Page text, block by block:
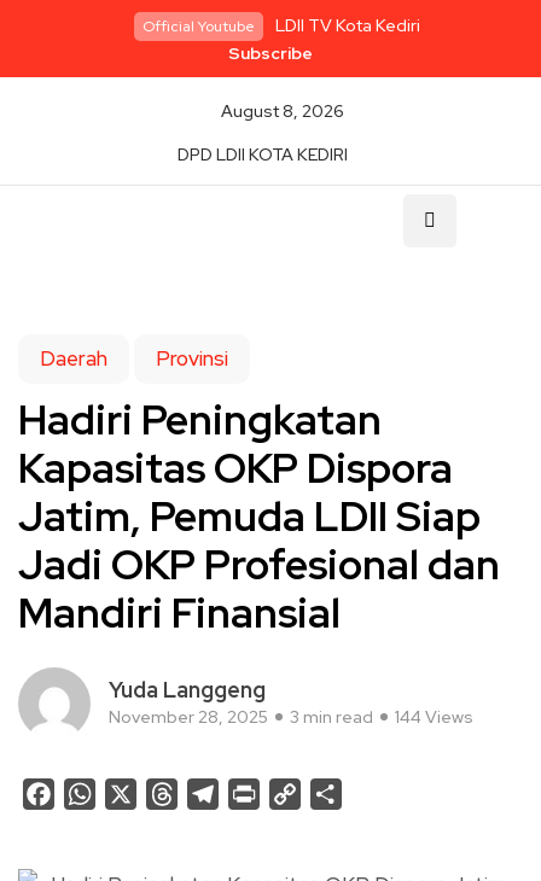
Official Youtube
LDII TV Kota Kediri
Subscribe
August 8, 2026
DPD LDII KOTA KEDIRI
Daerah Provinsi
Hadiri Peningkatan
Kapasitas OKP Dispora
Jatim, Pemuda LDII Siap
Jadi OKP Profesional dan
Mandiri Finansial
Yuda Langgeng
November 28, 2025 3 min read 144 Views
FacebookWhatsApp ThreadsTelegram
Print
Copy